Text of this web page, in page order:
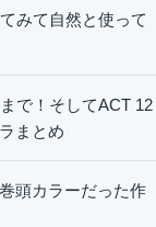
みて自然と使って
で！そしてACT 12
まとめ
頭カラーだった作